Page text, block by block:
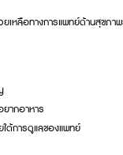
เหลือทางการแพทย์ด้านสุขภา
ากอาหาร
ต้การดูแลของแพทย์